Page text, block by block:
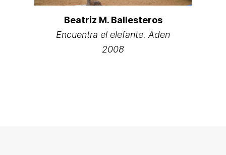
Beatriz M. Ballesteros
Encuentra el elefante. Aden
2008